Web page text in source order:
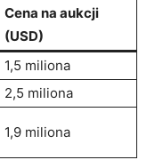
Cena ⁤na aukcji
(USD)
1,5 miliona
2,5 miliona
1,9 miliona